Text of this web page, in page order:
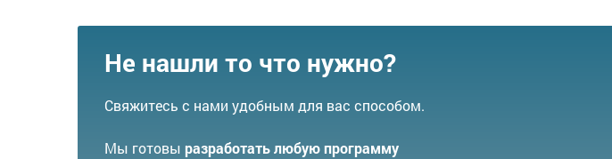
Не нашли то что нужно?
Свяжитесь с нами удобным для вас способом.
Мы готовы разработать любую программу